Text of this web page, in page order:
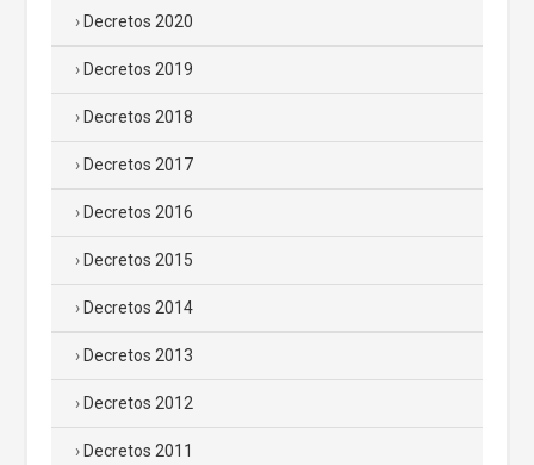
Decretos 2020
Decretos 2019
Decretos 2018
Decretos 2017
Decretos 2016
Decretos 2015
Decretos 2014
Decretos 2013
Decretos 2012
Decretos 2011